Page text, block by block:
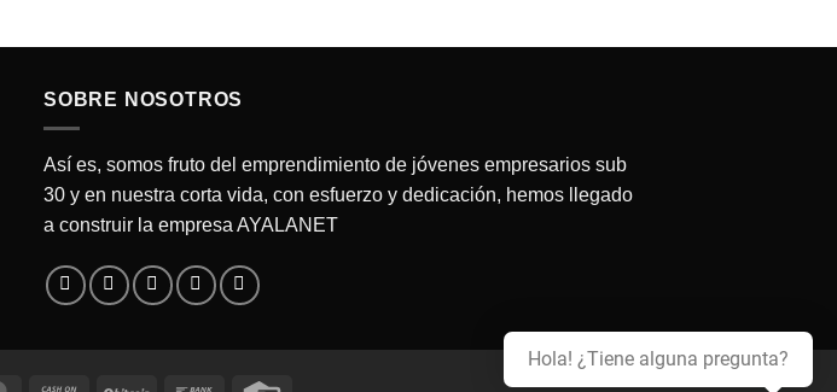
SOBRE NOSOTROS
Así es, somos fruto del emprendimiento de jóvenes empresarios sub
30 y en nuestra corta vida, con esfuerzo y dedicación, hemos llegado
a construir la empresa AYALANET
Hola! ¿Tiene alguna pregunta?